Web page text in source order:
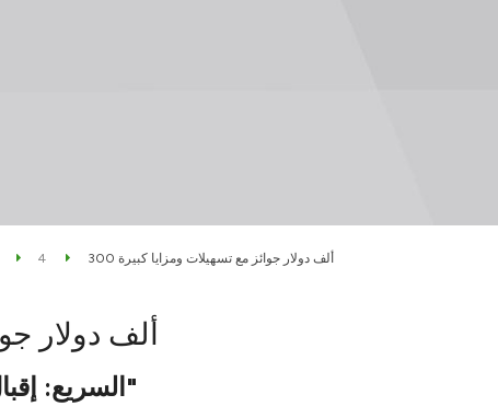
4 300 ألف دولار جوائز مع تسهيلات ومزايا كبيرة
300 ألف
السريع: إقبال كبير على مهرجان بيتك "حول اتجاهك"